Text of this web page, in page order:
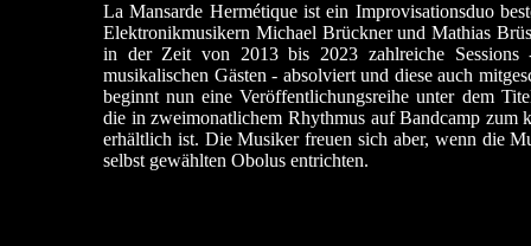
La Mansarde Hermétique ist ein Improvisationsduo
Elektronikmusikern Michael Brückner und Mathias
in der Zeit von 2013 bis 2023 zahlreiche
musikalischen Gästen - absolviert und diese auch
beginnt nun eine Veröffentlichungsreihe unter dem
die in zweimonatlichem Rhythmus auf Bandcamp zum
erhältlich ist. Die Musiker freuen sich aber, wenn die
selbst gewählten Obolus entrichten.